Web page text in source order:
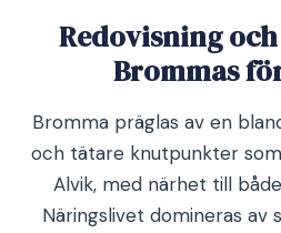
Redovisning
Brommas
Bromma präglas av en
och tätare knutpunkter
Alvik, med närhet till
Näringslivet domineras av